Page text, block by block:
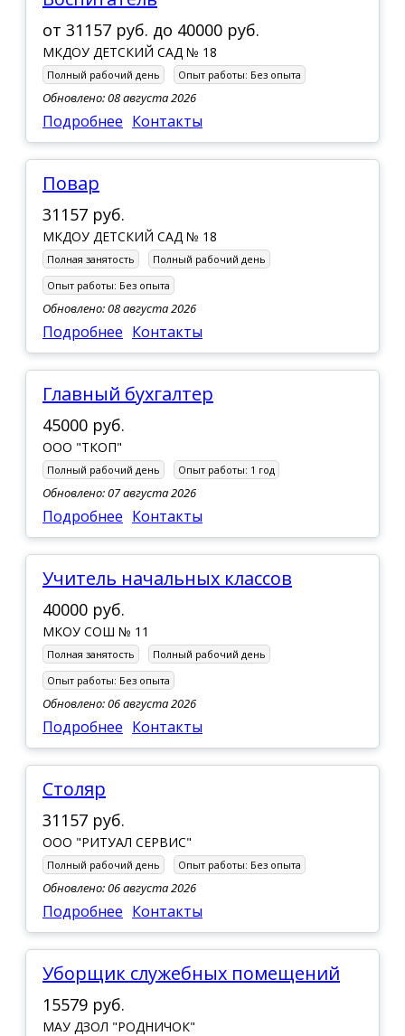
от 31157 руб. до 40000 руб.
МКДОУ ДЕТСКИЙ САД № 18
Полный рабочий день Опыт работы: Без опыта
Обновлено: 08 августа 2026
Подробнее Контакты
Повар
31157 руб.
МКДОУ ДЕТСКИЙ САД № 18
Полная занятость
Полный рабочий день
Опыт работы: Без опыта
Обновлено: 08 августа 2026
Подробнее Контакты
Главный бухгалтер
45000 руб.
ООО "ТКОП"
Полный рабочий день Опыт работы: 1 год
Обновлено: 07 августа 2026
Подробнее Контакты
учитель начальных классов
40000 руб.
МКОУ СОШ № 11
Полная занятость
Полный рабочий день
Опыт работы: Без опыта
Обновлено: 06 августа 2026
Подробнее Контакты
Столяр
31157 руб.
ООО "РИТУАЛ СЕРВИС"
Полный рабочий день Опыт работы: Без опыта
Обновлено: 06 августа 2026
Подробнее Контакты
Уборщик служебных помещений
15579 руб.
МАУ ДЗОЛ "РОДНИЧОК"